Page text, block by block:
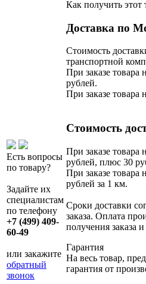
Есть вопросы
по товару?
Задайте их
специалистам
по телефону
+7 (499) 409-
60-49
или закажите
обратный
звонок
Как получить этот
Доставка по
Стоимость
транспортной
При заказе товара
рублей.
При заказе товара
Стоимость
При заказе товара
рублей, плюс 30
При заказе товара
рублей за 1 км.
Сроки доставки
заказа. Оплата
получения заказа
Гарантия
На весь товар,
гарантия от